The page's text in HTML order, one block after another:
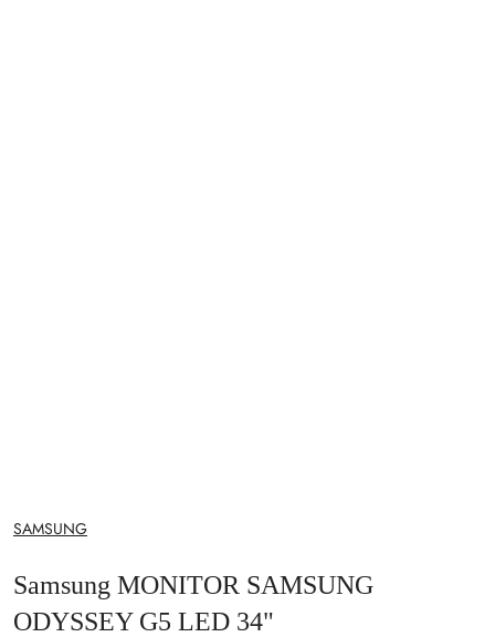
NAZWA
PRODUCENTA:
SAMSUNG
Samsung MONITOR SAMSUNG
ODYSSEY G5 LED 34"